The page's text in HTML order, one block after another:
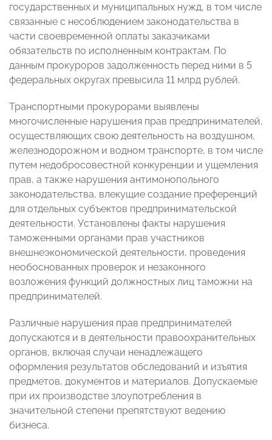
государственных и муниципальных нужд, в том числе
связанные с несоблюдением законодательства в
части своевременной оплаты заказчиками
обязательств по исполненным контрактам. По
данным прокуроров задолженность перед ними в 5
федеральных округах превысила 11 млрд рублей.
Транспортными прокурорами выявлены
многочисленные нарушения прав предпринимателей,
осуществляющих свою деятельность на воздушном,
железнодорожном и водном транспорте, в том числе
путем недобросовестной конкуренции и ущемления
прав, а также нарушения антимонопольного
законодательства, влекущие создание преференций
для отдельных субъектов предпринимательской
деятельности. Установлены факты нарушения
таможенными органами прав участников
внешнеэкономической деятельности, проведения
необоснованных проверок и незаконного
возложения функций должностных лиц таможни на
предпринимателей.
Различные нарушения прав предпринимателей
допускаются и в деятельности правоохранительных
органов, включая случаи ненадлежащего
оформления результатов обследований и изъятия
предметов, документов и материалов. Допускаемые
при их производстве злоупотребления в
значительной степени препятствуют ведению
бизнеса.